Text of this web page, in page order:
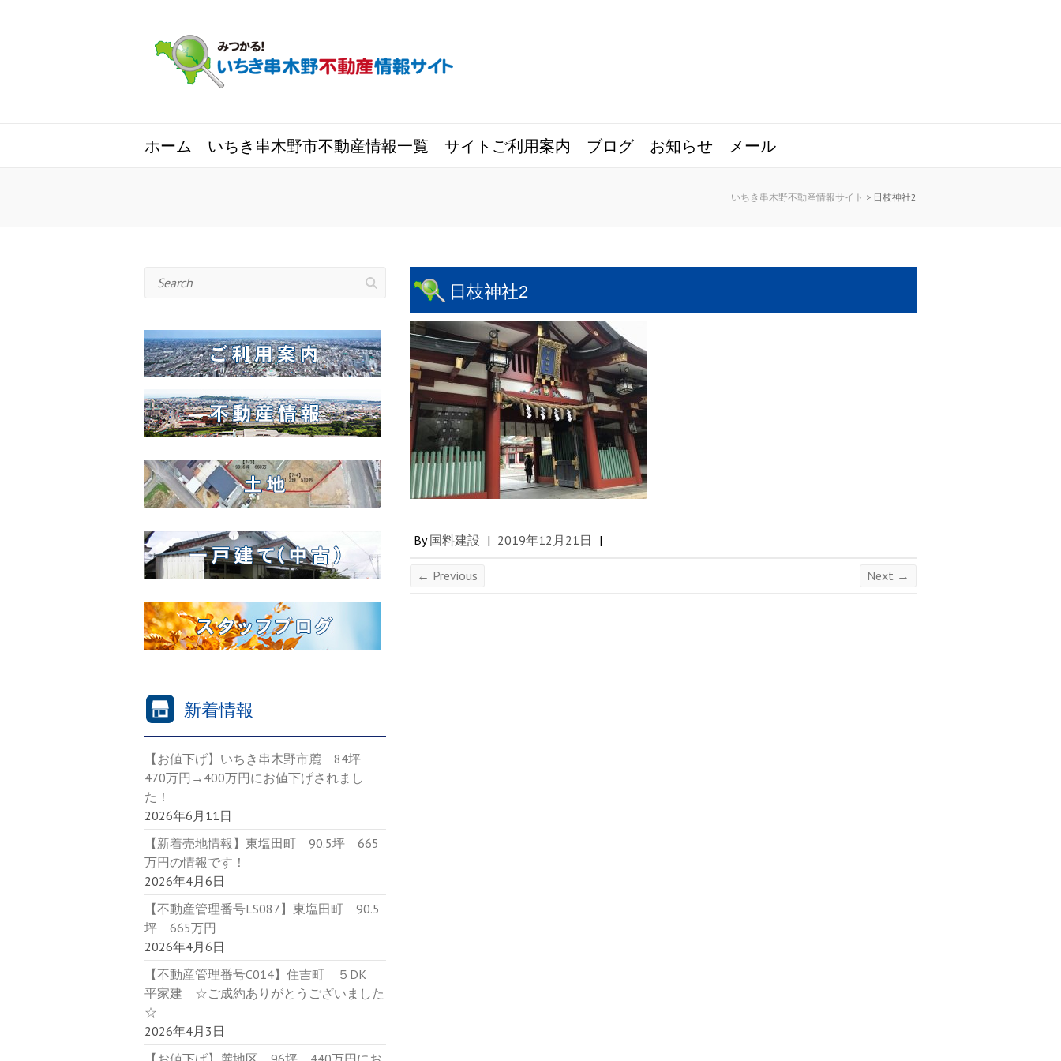
ホーム いちき串木野市不動産情報一覧 サイトご利用案内 ブログ お知らせ メール
いちき串木野不動産情報サイト > 日枝神社2
日枝神社2
By国料建設 | 2019年12月21日 |
← Previous Next →
Search
新着情報
【お値下げ】いちき串木野市麓 84坪
470万円→400万円にお値下げされまし
た！
2026年6月11日
【新着売地情報】東塩田町 90.5坪 665
万円の情報です！
2026年4月6日
【不動産管理番号LS087】東塩田町 90.5
坪 665万円
2026年4月6日
【不動産管理番号C014】住吉町 ５DK
平家建 ☆ご成約ありがとうございました
☆
2026年4月3日